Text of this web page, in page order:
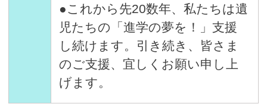
●これから先20数年、私たちは遺
児たちの「進学の夢を！」支援
し続けます。引き続き、皆さま
のご支援、宜しくお願い申し上
げます。